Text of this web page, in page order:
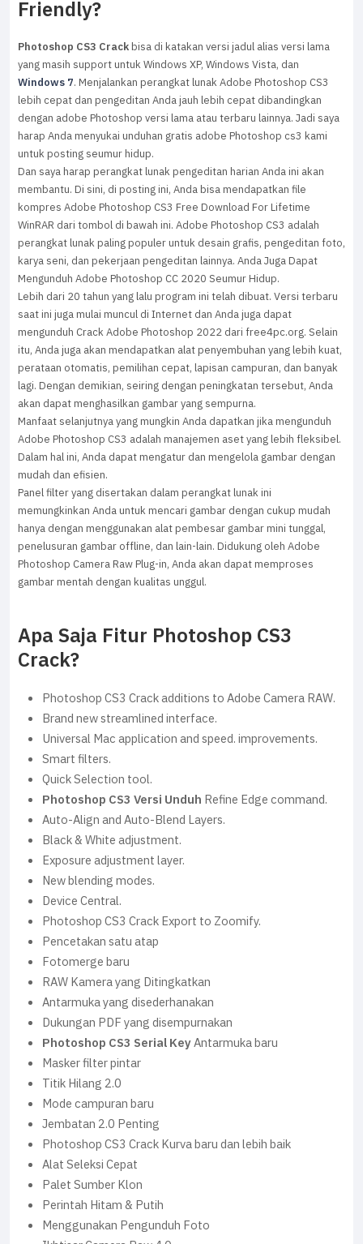
Friendly?
Photoshop CS3 Crackbisa di katakan versi jadul alias versi lama
yang masih support untuk Windows XP, Windows Vista, dan
Windows 7. Menjalankan perangkat lunak Adobe Photoshop CS3
lebih cepat dan pengeditan Anda jauh lebih cepat dibandingkan
dengan adobe Photoshop versi lama atau terbaru lainnya. Jadi saya
harap Anda menyukai unduhan gratis adobe Photoshop cs3 kami
untuk posting seumur hidup.
Dan saya harap perangkat lunak pengeditan harian Anda ini akan
membantu. Di sini, di posting ini, Anda bisa mendapatkan file
kompres Adobe Photoshop CS3 Free Download For Lifetime
WinRAR dari tombol di bawah ini. Adobe Photoshop CS3 adalah
perangkat lunak paling populer untuk desain grafis, pengeditan foto,
karya seni, dan pekerjaan pengeditan lainnya. Anda Juga Dapat
Mengunduh Adobe Photoshop CC 2020 Seumur Hidup.
Lebih dari 20 tahun yang lalu program ini telah dibuat. Versi terbaru
saat ini juga mulai muncul di Internet dan Anda juga dapat
mengunduh Crack Adobe Photoshop 2022 dari free4pc.org. Selain
itu, Anda juga akan mendapatkan alat penyembuhan yang lebih kuat,
perataan otomatis, pemilihan cepat, lapisan campuran, dan banyak
lagi. Dengan demikian, seiring dengan peningkatan tersebut, Anda
akan dapat menghasilkan gambar yang sempurna.
Manfaat selanjutnya yang mungkin Anda dapatkan jika mengunduh
Adobe Photoshop CS3 adalah manajemen aset yang lebih fleksibel.
Dalam hal ini, Anda dapat mengatur dan mengelola gambar dengan
mudah dan efisien.
Panel filter yang disertakan dalam perangkat lunak ini
memungkinkan Anda untuk mencari gambar dengan cukup mudah
hanya dengan menggunakan alat pembesar gambar mini tunggal,
penelusuran gambar offline, dan lain-lain. Didukung oleh Adobe
Photoshop Camera Raw Plug-in, Anda akan dapat memproses
gambar mentah dengan kualitas unggul.
Apa Saja Fitur Photoshop CS3
Crack?
Photoshop CS3 Crack additions to Adobe Camera RAW.
Brand new streamlined interface.
Universal Mac application and speed. improvements.
Smart filters.
Quick Selection tool.
Photoshop CS3 Versi Unduh Refine Edge command.
Auto-Align and Auto-Blend Layers.
Black & White adjustment.
Exposure adjustment layer.
New blending modes.
Device Central.
Photoshop CS3 Crack Export to Zoomify.
Pencetakan satu atap
Fotomerge baru
RAW Kamera yang Ditingkatkan
Antarmuka yang disederhanakan
Dukungan PDF yang disempurnakan
Photoshop CS3 Serial KeyAntarmuka baru
Masker filter pintar
Titik Hilang 2.0
Mode campuran baru
Jembatan 2.0 Penting
Photoshop CS3 Crack Kurva baru dan lebih baik
Alat Seleksi Cepat
Palet Sumber Klon
Perintah Hitam & Putih
Menggunakan Pengunduh Foto